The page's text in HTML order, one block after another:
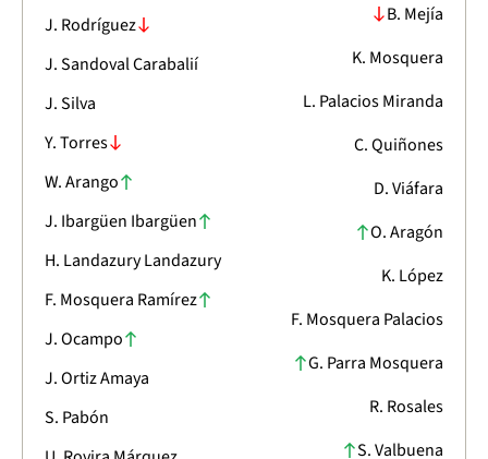
J. Rodríguez
J. Sandoval Carabalií
J. Silva
Y. Torres
W. Arango
J. Ibargüen Ibargüen
H. Landazury Landazury
F. Mosquera Ramírez
J. Ocampo
J. Ortiz Amaya
S. Pabón
B. Mejía
K. Mosquera
L. Palacios Miranda
C. Quiñones
D. Viáfara
O. Aragón
K. López
F. Mosquera Palacios
G. Parra Mosquera
R. Rosales
S. Valbuena